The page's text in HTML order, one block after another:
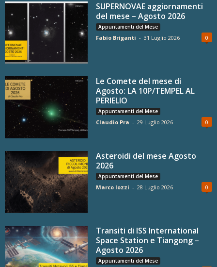
SUPERNOVAE aggiornamenti
del mese – Agosto 2026
Appuntamenti del Mese
Fabio Briganti - 31 Luglio 2026 0
Le Comete del mese di
Agosto: LA 10P/TEMPEL AL
PERIELIO
Appuntamenti del Mese
Claudio Pra - 29 Luglio 2026 0
Asteroidi del mese Agosto
2026
Appuntamenti del Mese
Marco Iozzi - 28 Luglio 2026 0
Transiti di ISS International
Space Station e Tiangong –
Agosto 2026
Appuntamenti del Mese